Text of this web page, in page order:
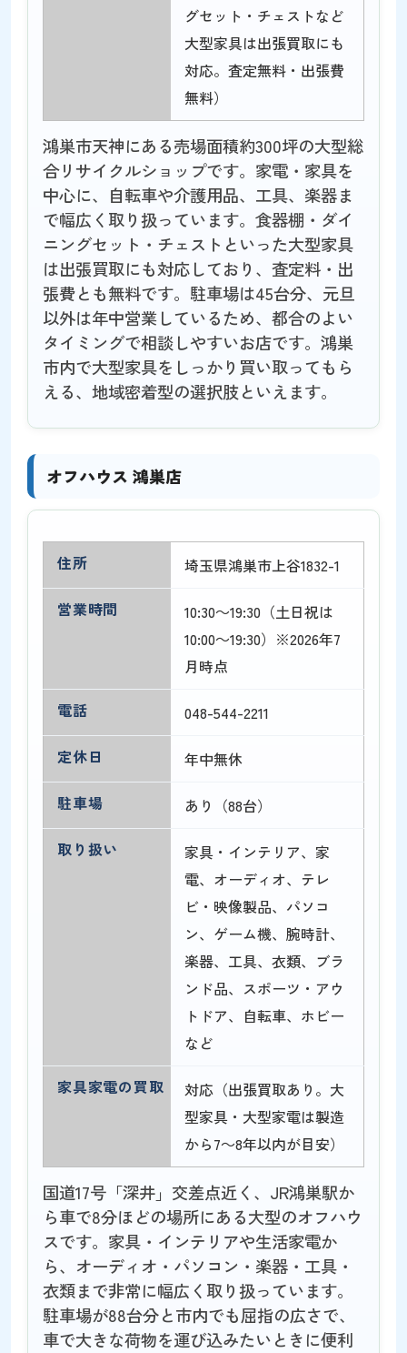
グセット・チェストなど
大型家具は出張買取にも
対応。査定無料・出張費
無料）
鴻巣市天神にある売場面積約300坪の大型総
合リサイクルショップです。家電・家具を
中心に、自転車や介護用品、工具、楽器ま
で幅広く取り扱っています。食器棚・ダイ
ニングセット・チェストといった大型家具
は出張買取にも対応しており、査定料・出
張費とも無料です。駐車場は45台分、元旦
以外は年中営業しているため、都合のよい
タイミングで相談しやすいお店です。鴻巣
市内で大型家具をしっかり買い取ってもら
える、地域密着型の選択肢といえます。
オフハウス 鴻巣店
住所
埼玉県鴻巣市上谷1832-1
営業時間
10:30～19:30（土日祝は
10:00～19:30）※2026年7
月時点
電話
048-544-2211
定休日
年中無休
駐車場
あり（88台）
取り扱い
家具・インテリア、家
電、オーディオ、テレ
ビ・映像製品、パソコ
ン、ゲーム機、腕時計、
楽器、工具、衣類、ブラ
ンド品、スポーツ・アウ
トドア、自転車、ホビー
など
家具家電の買取
対応（出張買取あり。大
型家具・大型家電は製造
から7～8年以内が目安）
国道17号「深井」交差点近く、JR鴻巣駅か
ら車で8分ほどの場所にある大型のオフハウ
スです。家具・インテリアや生活家電か
ら、オーディオ・パソコン・楽器・工具・
衣類まで非常に幅広く取り扱っています。
駐車場が88台分と市内でも屈指の広さで、
車で大きな荷物を運び込みたいときに便利